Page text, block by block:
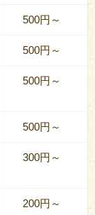
500円～
500円～
500円～
500円～
300円～
200円～